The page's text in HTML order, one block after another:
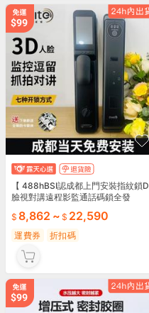
【 488hBSI認成都上門安裝指紋鎖D
臉視對講遠程影監通話碼鎖全發
8,862 ~ 22,590
運費券 折扣碼